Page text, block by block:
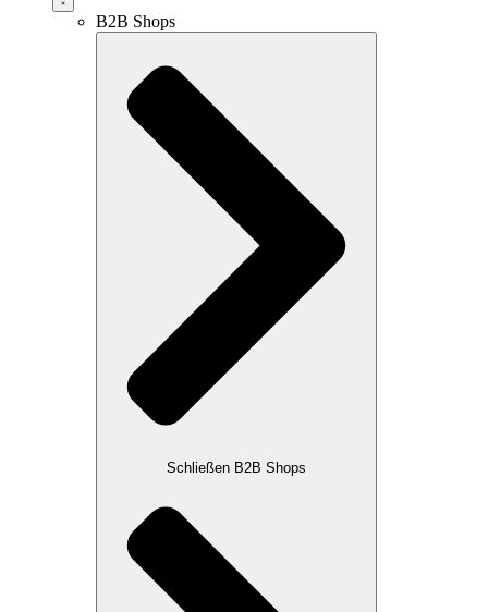
B2B Shops
Schließen B2B Shops